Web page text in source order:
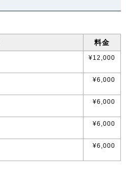
料金
¥12,000
¥6,000
¥6,000
¥6,000
¥6,000